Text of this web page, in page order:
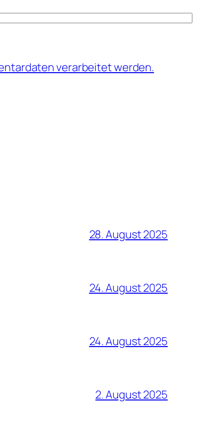
verarbeitet werden.
28. August 2025
24. August 2025
24. August 2025
2. August 2025